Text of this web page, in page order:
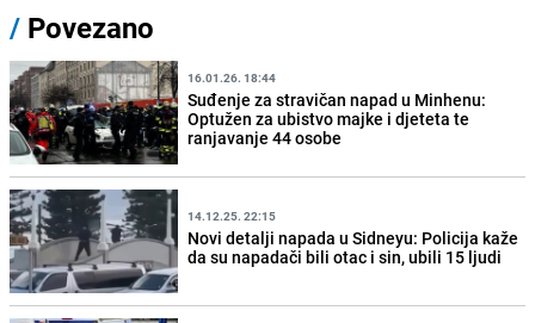
/ Povezano
16.01.26. 18:44
Suđenje za stravičan napad u Minhenu:
Optužen za ubistvo majke i djeteta te
ranjavanje 44 osobe
14.12.25. 22:15
Novi detalji napada u Sidneyu: Policija kaže
da su napadači bili otac i sin, ubili 15 ljudi